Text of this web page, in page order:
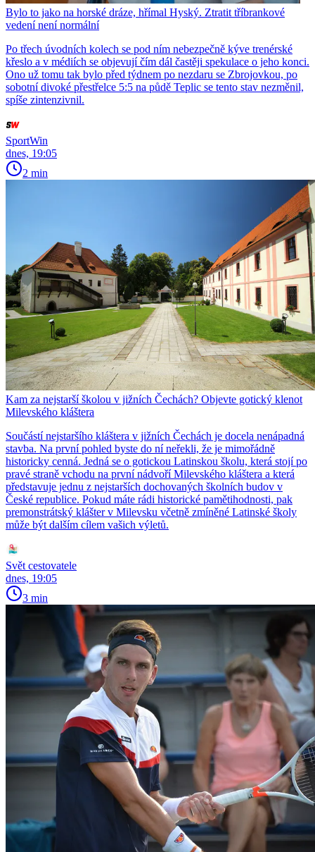
Bylo to jako na horské dráze, hřímal Hyský. Ztratit tříbrankové
vedení není normální
Po třech úvodních kolech se pod ním nebezpečně kýve trenérské
křeslo a v médiích se objevují čím dál častěji spekulace o jeho konci.
Ono už tomu tak bylo před týdnem po nezdaru se Zbrojovkou, po
sobotní divoké přestřelce 5:5 na půdě Teplic se tento stav nezměnil,
spíše zintenzivnil.
SportWin
dnes, 19:05
2 min
Kam za nejstarší školou v jižních Čechách? Objevte gotický klenot
Milevského kláštera
Součástí nejstaršího kláštera v jižních Čechách je docela nenápadná
stavba. Na první pohled byste do ní neřekli, že je mimořádně
historicky cenná. Jedná se o gotickou Latinskou školu, která stojí po
pravé straně vchodu na první nádvoří Milevského kláštera a která
představuje jednu z nejstarších dochovaných školních budov v
České republice. Pokud máte rádi historické pamětihodnosti, pak
premonstrátský klášter v Milevsku včetně zmíněné Latinské školy
může být dalším cílem vašich výletů.
Svět cestovatele
dnes, 19:05
3 min